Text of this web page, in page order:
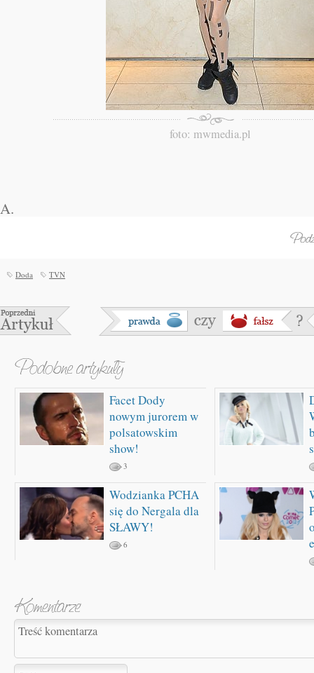
foto: mwmedia.pl
A.
Doda TVN
Facet Dody
nowym jurorem w
polsatowskim
show!
3
Wodzianka PCHA
się do Nergala dla
SŁAWY!
6